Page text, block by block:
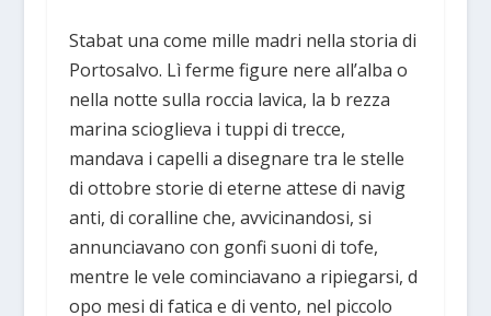
Stabat una come mille madri nella storia di
Portosalvo. Lì ferme figure nere all’alba o
nella notte sulla roccia lavica, la b rezza
marina scioglieva i tuppi di trecce,
mandava i capelli a disegnare tra le stelle
di ottobre storie di eterne attese di navig
anti, di coralline che, avvicinandosi, si
annunciavano con gonfi suoni di tofe,
mentre le vele cominciavano a ripiegarsi, d
opo mesi di fatica e di vento, nel piccolo